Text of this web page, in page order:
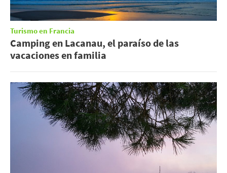
Turismo en Francia
Camping en Lacanau, el paraíso de las
vacaciones en familia